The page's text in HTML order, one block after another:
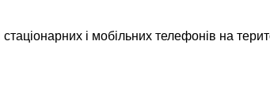
і мобільних телефонів на